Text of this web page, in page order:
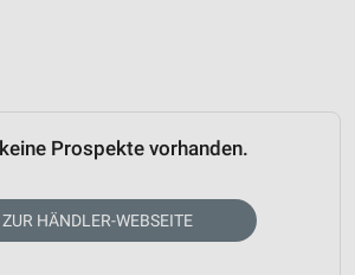
Prospekte vorhanden.
ZUR HÄNDLER-WEBSEITE